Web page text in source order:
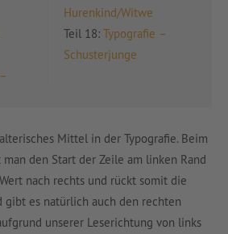
Hurenkind/Witwe
Teil 18: Typografie –
Schusterjunge
Mittel in der Typografie. Beim
den Start der Zeile am linken Rand
nach rechts und rückt somit die
gibt es natürlich auch den rechten
unserer Leserichtung von links